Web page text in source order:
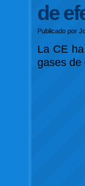
de
Publicado por
La CE
gases de